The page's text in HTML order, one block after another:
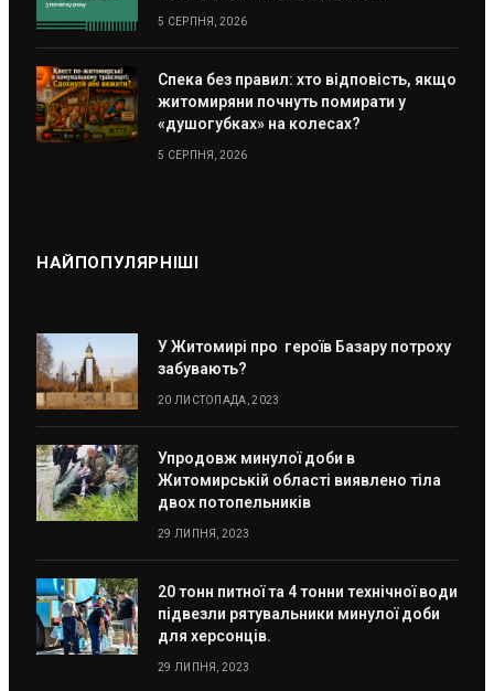
5 СЕРПНЯ, 2026
Спека без правил: хто відповість, якщо
житомиряни почнуть помирати у
«душогубках» на колесах?
5 СЕРПНЯ, 2026
НАЙПОПУЛЯРНІШІ
У Житомирі про героїв Базару потроху
забувають?
20 ЛИСТОПАДА, 2023
Упродовж минулої доби в
Житомирській області виявлено тіла
двох потопельників
29 ЛИПНЯ, 2023
20 тонн питної та 4 тонни технічної води
підвезли рятувальники минулої доби
для херсонців.
29 ЛИПНЯ, 2023